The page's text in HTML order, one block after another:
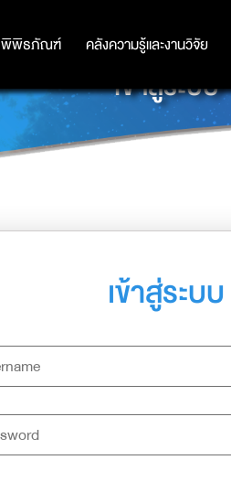
พิพิธภัณฑ์ คลังความรู้และงานวิจัย
พิพิธภัณฑ์ คลังความรู้และงานวิจัย
เข้าสู่ระบบ
เข้าสู่ระบบ